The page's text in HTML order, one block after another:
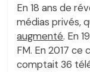
En 18 ans de
médias privés,
augmenté. En
FM. En 2017 ce
comptait 36